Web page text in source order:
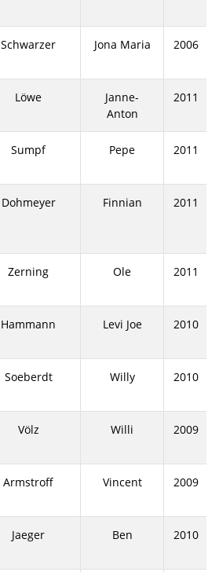
Schwarzer Jona Maria 2006
Löwe
Janne-
Anton
2011
Sumpf Pepe 2011
Dohmeyer Finnian 2011
Zerning Ole 2011
Hammann Levi Joe 2010
Soeberdt Willy 2010
Völz Willi 2009
Armstroff Vincent 2009
Jaeger Ben 2010